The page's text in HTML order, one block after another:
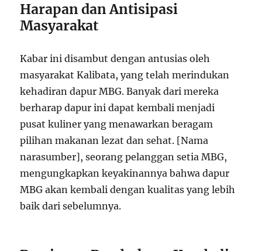
Harapan dan Antisipasi
Masyarakat
Kabar ini disambut dengan antusias oleh
masyarakat Kalibata, yang telah merindukan
kehadiran dapur MBG. Banyak dari mereka
berharap dapur ini dapat kembali menjadi
pusat kuliner yang menawarkan beragam
pilihan makanan lezat dan sehat. [Nama
narasumber], seorang pelanggan setia MBG,
mengungkapkan keyakinannya bahwa dapur
MBG akan kembali dengan kualitas yang lebih
baik dari sebelumnya.